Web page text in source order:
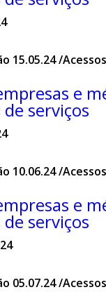
15.05.24 /
e
serviços
10.06.24 /
e
serviços
05.07.24 /